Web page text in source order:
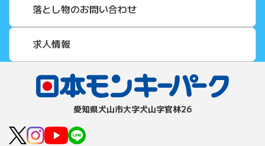
落とし物のお問い合わせ
求人情報
愛知県⽝⼭市⼤字⽝⼭字官林26